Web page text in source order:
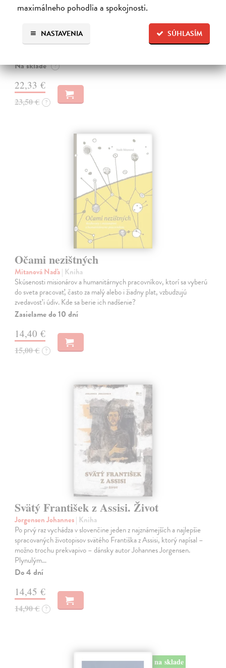
maximálneho pohodlia a spokojnosti.
SÚHLASÍM
NASTAVENIA
Barron Robert| Kniha
O co jde v katolické víře? Je to jen dva tisíce let stará kulturní
Na sklade ?
22,33 €
23,50 € ?
Očami nezištných
Mitanová Naďa| Kniha
Skúsenosti misionárov a humanitárnych pracovníkov, ktorí sa vyberú
do sveta pracovať, často za malý alebo i žiadny plat, vzbudzujú
zvedavosť i údiv. Kde sa berie ich nadšenie?
Zasielame do 10 dní
14,40 €
15,00 € ?
Svätý František z Assisi. Život
Jorgensen Johannes| Kniha
Po prvý raz vychádza v slovenčine jeden z najznámejších a najlepšie
spracovaných životopisov svätého Františka z Assisi, ktorý napísal –
možno trochu prekvapivo – dánsky autor Johannes Jorgensen.
Plynulým…
Do 4 dní
14,45 €
14,90 € ?
na sklade